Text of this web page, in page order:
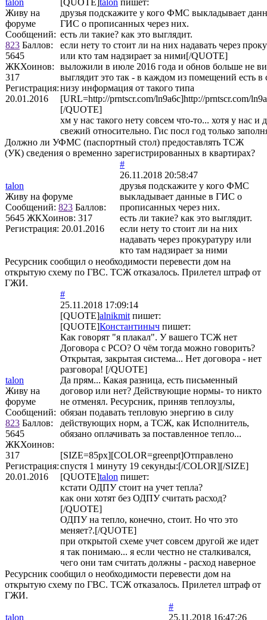
Живу на
форуме
Сообщений:
823 Баллов:
5645
ЖКХоинов:
317
Регистрация:
20.01.2016
друзья подскажите у кого ФМС выкладывает
ГИС о прописанных через них.
есть ли такие? как это выглядит.
если нету то стоит ли на них надавать через
или кто там надзирает за ними[/QUOTE]
выложили в июле 2016 года и обнов больше не
выглядит это так - в каждом из помещений есть в
низу информация от такого типа
[URL=http://prntscr.com/ln9a6c]http://prntscr.com/
[/QUOTE]
хм у нас такого нету совсем что-то... хотя у нас и
свежий относительно. Гис посл год только
Должно ли УФМС (паспортный стол) предоставлять ТСЖ
(УК) сведения о временно зарегистрированных в квартирах?
talon
Живу на форуме
Сообщений: 823 Баллов:
5645 ЖКХоинов: 317
Регистрация: 20.01.2016
#
26.11.2018 20:58:47
друзья подскажите у кого ФМС
выкладывает данные в ГИС о
прописанных через них.
есть ли такие? как это выглядит.
если нету то стоит ли на них
надавать через прокуратуру или
кто там надзирает за ними
Ресурсник сообщил о необходимости перевести дом на
открытую схему по ГВС. ТСЖ отказалось. Прилетел штраф от
ГЖИ.
talon
Живу на
форуме
Сообщений:
823 Баллов:
5645
ЖКХоинов:
317
Регистрация:
20.01.2016
#
25.11.2018 17:09:14
[QUOTE]alnikmit пишет:
[QUOTE]Константиныч пишет:
Как говорят "я плакал". У вашего ТСЖ нет
Договора с РСО? О чём тогда можно говорить?
Открытая, закрытая система... Нет договора - нет
разговора! [/QUOTE]
Да прям... Какая разница, есть письменный
договор или нет? Действующие нормы- то никто
не отменял. Ресурсник, приняв теплоузлы,
обязан подавать тепловую энергию в силу
действующих норм, а ТСЖ, как Исполнитель,
обязано оплачивать за поставленное тепло...
[SIZE=85px][COLOR=greenpt]Отправлено
спустя 1 минуту 19 секунды:[/COLOR][/SIZE]
[QUOTE]talon пишет:
кстати ОДПУ стоит на учет тепла?
как они хотят без ОДПУ считать расход?
[/QUOTE]
ОДПУ на тепло, конечно, стоит. Но что это
меняет?.[/QUOTE]
при открытой схеме учет совсем другой же идет
я так понимаю... я если честно не сталкивался,
чего они там считать должны - расход наверное
Ресурсник сообщил о необходимости перевести дом на
открытую схему по ГВС. ТСЖ отказалось. Прилетел штраф от
ГЖИ.
talon
#
25.11.2018 16:47:26